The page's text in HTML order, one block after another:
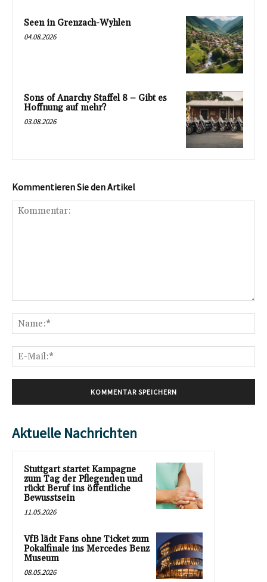
Seen in Grenzach-Wyhlen
04.08.2026
Sons of Anarchy Staffel 8 – Gibt es
Hoffnung auf mehr?
03.08.2026
Kommentieren Sie den Artikel
Aktuelle Nachrichten
Stuttgart startet Kampagne
zum Tag der Pflegenden und
rückt Beruf ins öffentliche
Bewusstsein
11.05.2026
VfB lädt Fans ohne Ticket zum
Pokalfinale ins Mercedes Benz
Museum
08.05.2026